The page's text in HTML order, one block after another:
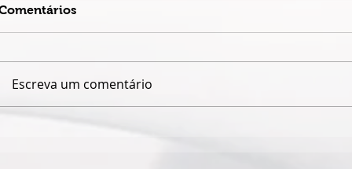
Escreva um comentário